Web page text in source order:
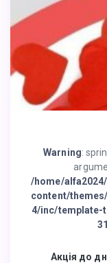
Warning:
/home/
content/
4/inc/template-
31
Акція до